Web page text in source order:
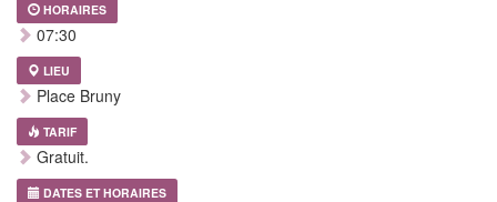
HORAIRES
07:30
LIEU
Place Bruny
TARIF
Gratuit.
DATES ET HORAIRES